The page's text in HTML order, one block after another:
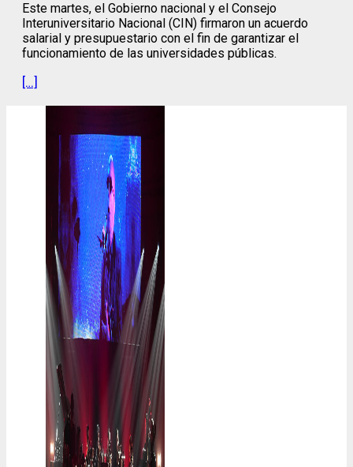
Este martes, el Gobierno nacional y el Consejo
Interuniversitario Nacional (CIN) firmaron un acuerdo
salarial y presupuestario con el fin de garantizar el
funcionamiento de las universidades públicas.
[…]